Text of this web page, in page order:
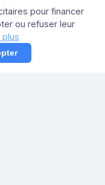
pour financer
ou refuser leur
plus